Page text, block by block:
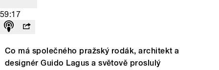
59:17
Co má společného pražský rodák, architekt a
designér Guido Lagus a světově proslulý